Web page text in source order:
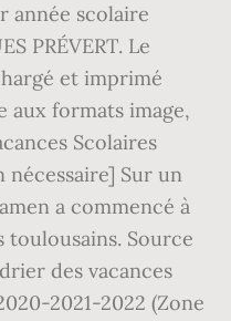
année scolaire
PRÉVERT. Le
et imprimé
aux formats image,
Scolaires
nécessaire] Sur un
a commencé à
toulousains. Source
des vacances
2021-2022 (Zone